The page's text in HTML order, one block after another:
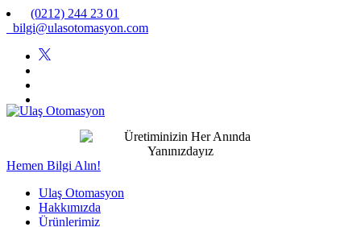
(0212) 244 23 01
bilgi@ulasotomasyon.com
Hemen Bilgi Alın!
Ulaş Otomasyon
Hakkımızda
Ürünlerimiz